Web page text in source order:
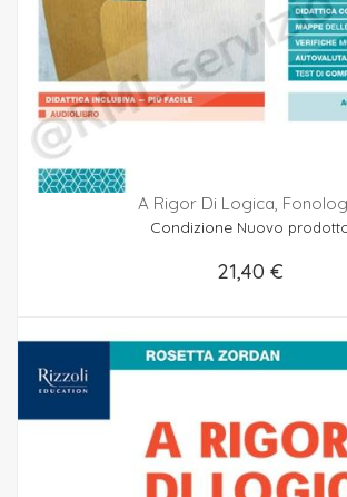
A Rigor Di Logica,
Condizione Nuovo
21,40 €